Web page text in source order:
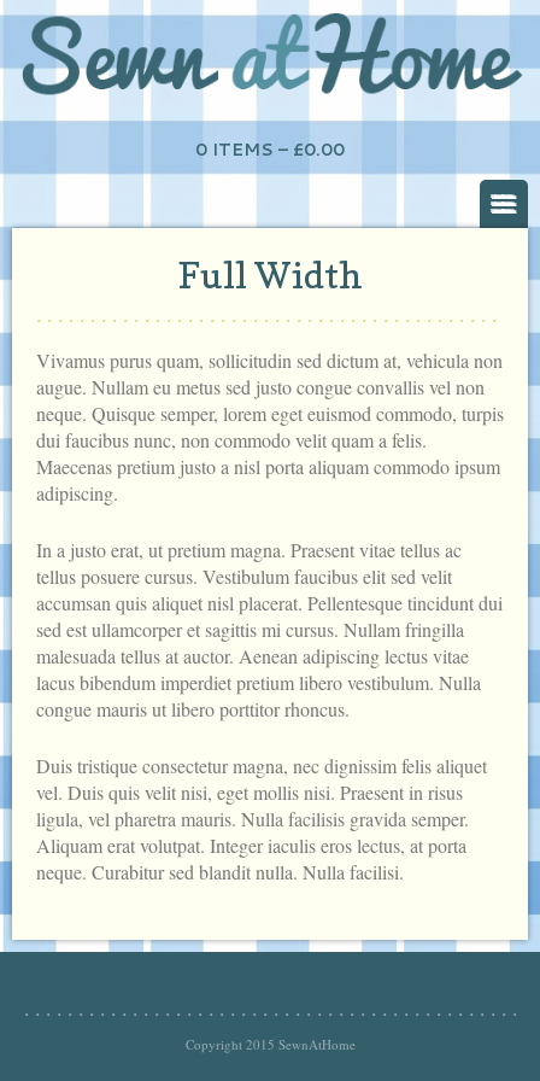
0 ITEMS – £0.00
Full Width
Vivamus purus quam, sollicitudin sed dictum at, vehicula non
augue. Nullam eu metus sed justo congue convallis vel non
neque. Quisque semper, lorem eget euismod commodo, turpis
dui faucibus nunc, non commodo velit quam a felis.
Maecenas pretium justo a nisl porta aliquam commodo ipsum
adipiscing.
In a justo erat, ut pretium magna. Praesent vitae tellus ac
tellus posuere cursus. Vestibulum faucibus elit sed velit
accumsan quis aliquet nisl placerat. Pellentesque tincidunt dui
sed est ullamcorper et sagittis mi cursus. Nullam fringilla
malesuada tellus at auctor. Aenean adipiscing lectus vitae
lacus bibendum imperdiet pretium libero vestibulum. Nulla
congue mauris ut libero porttitor rhoncus.
Duis tristique consectetur magna, nec dignissim felis aliquet
vel. Duis quis velit nisi, eget mollis nisi. Praesent in risus
ligula, vel pharetra mauris. Nulla facilisis gravida semper.
Aliquam erat volutpat. Integer iaculis eros lectus, at porta
neque. Curabitur sed blandit nulla. Nulla facilisi.
Copyright 2015 SewnAtHome